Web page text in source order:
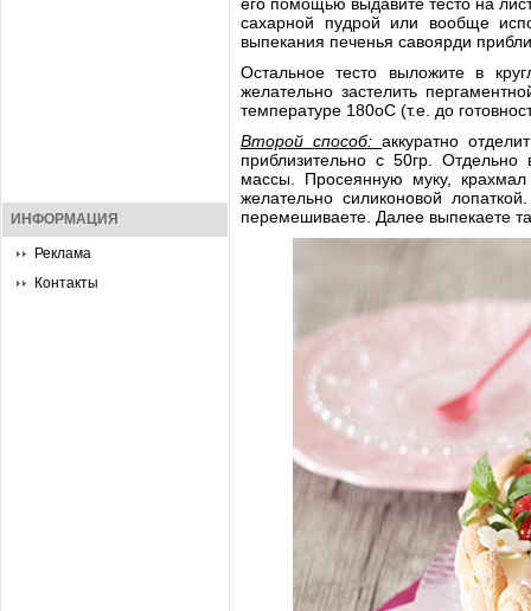
ИНФОРМАЦИЯ
Реклама
Контакты
сахарной пудрой или вообще
выпекания печенья савоярди
Остальное тесто выложите в
желательно застелить
температуре 180оС (т.е. до
Второй способ:аккуратно
приблизительно с 50гр.
массы. Просеянную муку,
желательно силиконовой
перемешиваете. Далее выпекаете